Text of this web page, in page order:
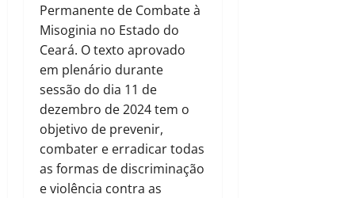
Permanente de Combate à
Misoginia no Estado do
Ceará. O texto aprovado
em plenário durante
sessão do dia 11 de
dezembro de 2024 tem o
objetivo de prevenir,
combater e erradicar todas
as formas de discriminação
e violência contra as